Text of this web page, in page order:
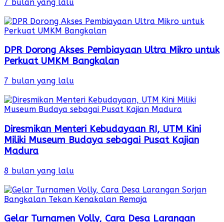
7 bulan yang lalu
DPR Dorong Akses Pembiayaan Ultra Mikro untuk
Perkuat UMKM Bangkalan
7 bulan yang lalu
Diresmikan Menteri Kebudayaan RI, UTM Kini
Miliki Museum Budaya sebagai Pusat Kajian
Madura
8 bulan yang lalu
Gelar Turnamen Volly, Cara Desa Larangan